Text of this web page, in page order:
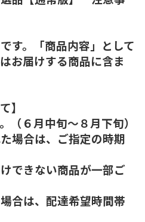
す。「商品内容」として
お届けする商品に含ま
】
６月中旬～８月下旬）
場合は、ご指定の時期
できない商品が一部ご
合は、配達希望時間帯